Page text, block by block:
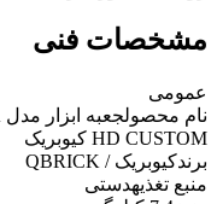
مشخصات فنی
عمومی
نام محصول
HD CUSTOM کیوبریک
برندکیوبریک / QBRICK
منبع تغذیهدستی